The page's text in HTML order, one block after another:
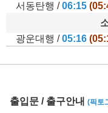
서동탄행 /06:15
광운대행 /05:16
출입문 / 출구안내 (픽토